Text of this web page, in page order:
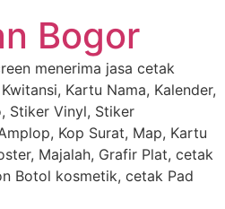
Bogor
menerima jasa cetak
Kartu Nama, Kalender,
Stiker Vinyl, Stiker
Kop Surat, Map, Kartu
Majalah, Grafir Plat, cetak
Botol kosmetik, cetak Pad